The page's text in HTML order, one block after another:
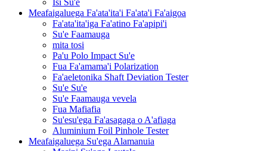
Meafaigaluega Fa'ata'ita'i Fa'ata'i Fa'aigoa
Fa'ata'ita'iga Fa'atino Fa'apipi'i
Su'e Faamauga
mita tosi
Pa'u Polo Impact Su'e
Fua Fa'amama'i Polarization
Fa'aeletonika Shaft Deviation Tester
Su'e Su'e
Su'e Faamauga vevela
Fua Mafiafia
Su'esu'ega Fa'asagaga o A'afiaga
Aluminium Foil Pinhole Tester
Meafaigaluega Su'ega Alamanuia